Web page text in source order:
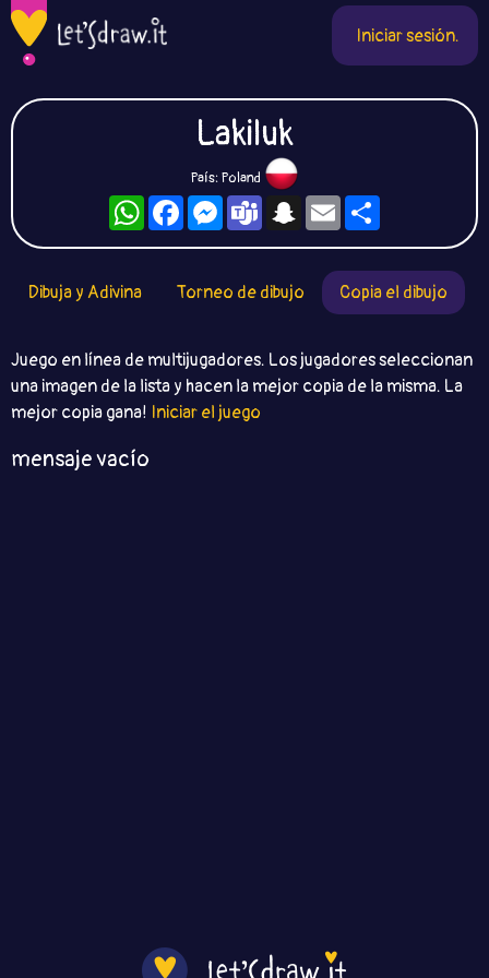
Iniciar sesión.
Lakiluk
País: Poland
WhatsAppFacebookMessengerTeamsSnapchat
Email
Dibuja y Adivina Torneo de dibujo Copia el dibujo
Juego en línea de multijugadores. Los jugadores seleccionan
una imagen de la lista y hacen la mejor copia de la misma. La
mejor copia gana! Iniciar el juego
mensaje vacío